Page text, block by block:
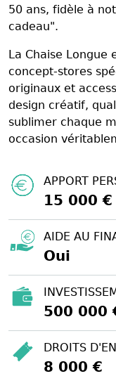
50 ans, fidèle à
cadeau".
La Chaise Longue
concept-stores
originaux et
design créatif,
sublimer chaque
occasion
APPORT
15 000 €
AIDE AU
Oui
500 000
DROITS
8 000 €